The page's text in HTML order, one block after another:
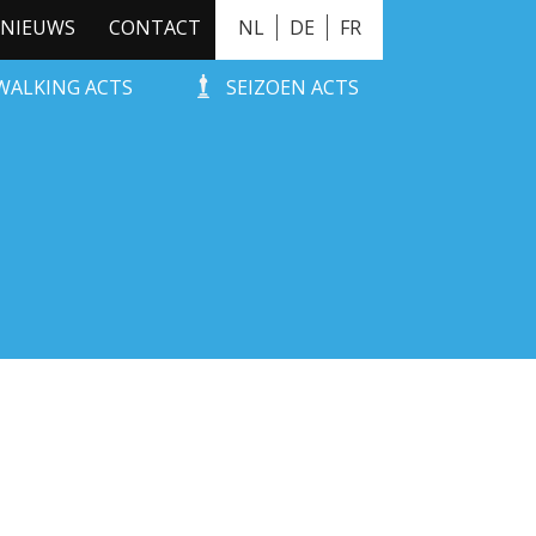
NL DE FR
NIEUWS CONTACT
ACTS SEIZOEN ACTS